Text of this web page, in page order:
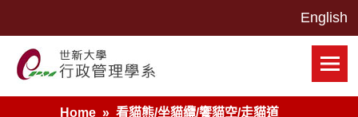
世新大學行政管理學系網站
Home
看貓熊/坐貓纜/饗貓空/走貓道